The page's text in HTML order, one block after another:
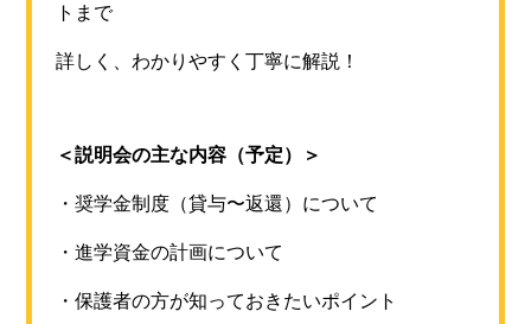
トまで
詳しく、わかりやすく丁寧に解説！
＜説明会の主な内容（予定）＞
・奨学金制度（貸与〜返還）について
・進学資金の計画について
・保護者の方が知っておきたいポイント